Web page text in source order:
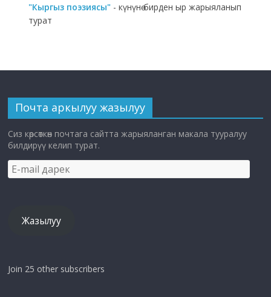
"Кыргыз поэзиясы" - күнүнө бирден ыр жарыяланып
турат
Почта аркылуу жазылуу
Сиз көрсөткөн почтага сайтта жарыяланган макала тууралуу
билдирүү келип турат.
E-
mail
Жазылуу
Join 25 other subscribers